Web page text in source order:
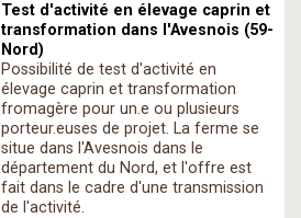
Test d'activité en élevage caprin et
transformation dans l'Avesnois (59-
Nord)
Possibilité de test d'activité en
élevage caprin et transformation
fromagère pour un.e ou plusieurs
porteur.euses de projet. La ferme se
situe dans l'Avesnois dans le
département du Nord, et l'offre est
fait dans le cadre d'une transmission
de l'activité.